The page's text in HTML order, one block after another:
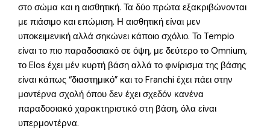
στο σώμα και η αισθητική. Τα δύο πρώτα εξακριβώνονται
με πιάσιμο και επώμιση. Η αισθητική είναι μεν
υποκειμενική αλλά σηκώνει κάποιο σχόλιο. Το Tempio
είναι το πιο παραδοσιακό σε όψη, με δεύτερο το Omnium,
το Elos έχει μέν κυρτή βάση αλλά το φινίρισμα της βάσης
είναι κάπως “διαστημικό” και το Franchi έχει πάει στην
μοντέρνα σχολή όπου δεν έχει σχεδόν κανένα
παραδοσιακό χαρακτηριστικό στη βάση, όλα είναι
υπερμοντέρνα.